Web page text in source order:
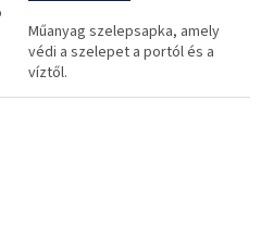
Műanyag szelepsapka, amely
védi a szelepet a portól és a
víztől.